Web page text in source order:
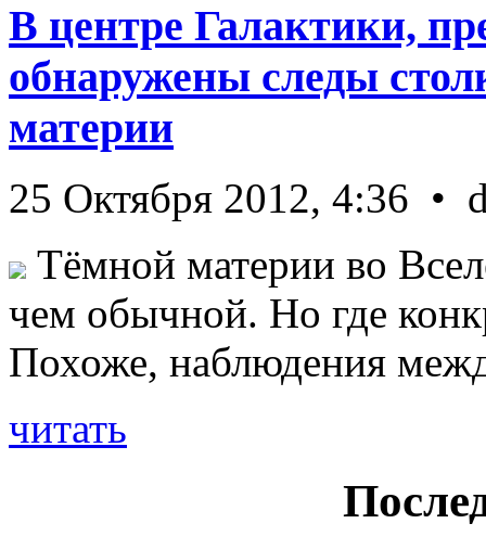
В центре Галактики,
обнаружены следы
материи
25 Октября 2012, 4:36 •
Тёмной материи во
чем обычной. Но где
Похоже, наблюдения
читать